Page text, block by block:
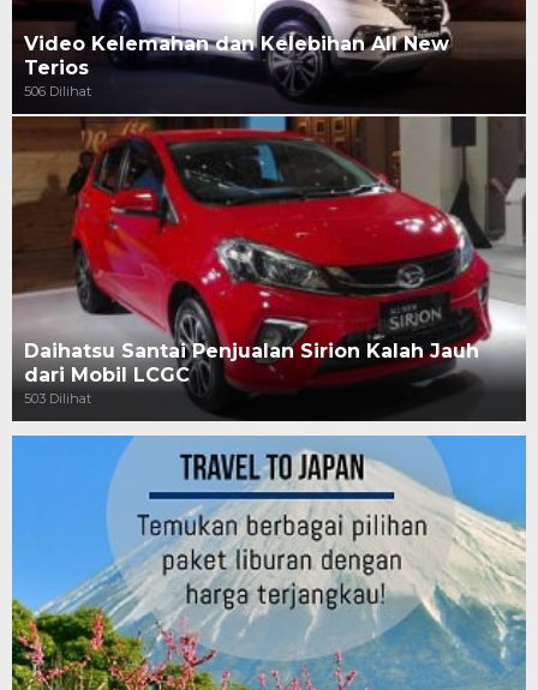
Video Kelemahan dan Kelebihan All New
Terios
506 Dilihat
Daihatsu Santai Penjualan Sirion Kalah Jauh
dari Mobil LCGC
503 Dilihat